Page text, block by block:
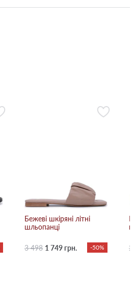
Бежевi шкіряні літні
шльопанці
3 498 1 749 грн. -50% 2